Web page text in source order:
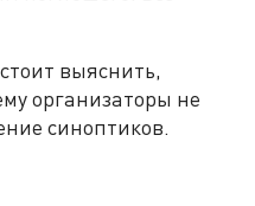
выяснить,
организаторы не
синоптиков.